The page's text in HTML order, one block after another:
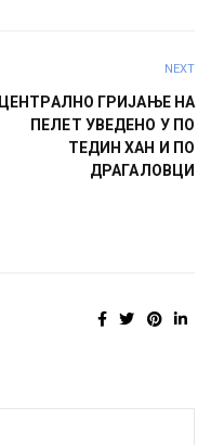
NEXT
ЦЕНТРАЛНО ГРИЈАЊЕ НА
ПЕЛЕТ УВЕДЕНО У ПО
ТЕДИН ХАН И ПО
ДРАГАЛОВЦИ